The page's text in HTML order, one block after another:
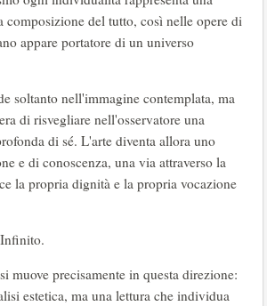
composizione del tutto, così nelle opere di
appare portatore di un universo
soltanto nell'immagine contemplata, ma
di risvegliare nell'osservatore una
di sé. L'arte diventa allora uno
e di conoscenza, una via attraverso la
la propria dignità e la propria vocazione
muove precisamente in questa direzione:
estetica, ma una lettura che individua